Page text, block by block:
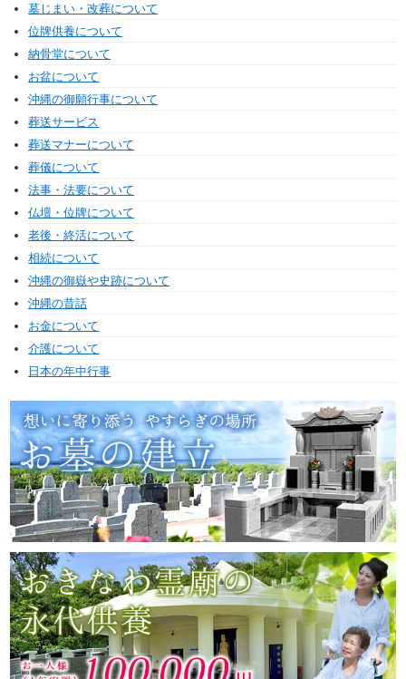
墓じまい・改葬について
位牌供養について
納骨堂について
お盆について
沖縄の御願行事について
葬送サービス
葬送マナーについて
葬儀について
法事・法要について
仏壇・位牌について
老後・終活について
相続について
沖縄の御嶽や史跡について
沖縄の昔話
お金について
介護について
日本の年中行事